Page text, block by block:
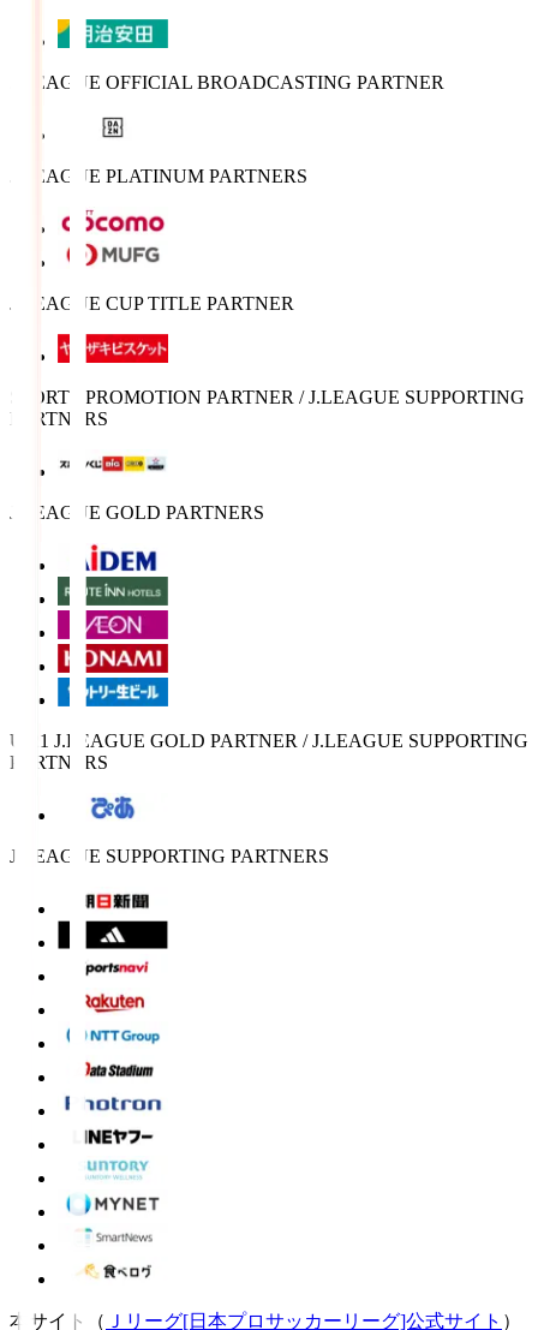
J.LEAGUE OFFICIAL BROADCASTING PARTNER
J.LEAGUE PLATINUM PARTNERS
J.LEAGUE CUP TITLE PARTNER
SPORTS PROMOTION PARTNER / J.LEAGUE SUPPORTING
PARTNERS
J.LEAGUE GOLD PARTNERS
U-21 J.LEAGUE GOLD PARTNER / J.LEAGUE SUPPORTING
PARTNERS
J.LEAGUE SUPPORTING PARTNERS
本サイト（ Ｊリーグ[日本プロサッカーリーグ]公式サイト ）